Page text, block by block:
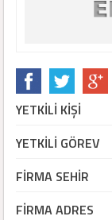
YETKİLİ KİŞİ
YETKİLİ GÖREV
FİRMA SEHİR
FİRMA ADRES